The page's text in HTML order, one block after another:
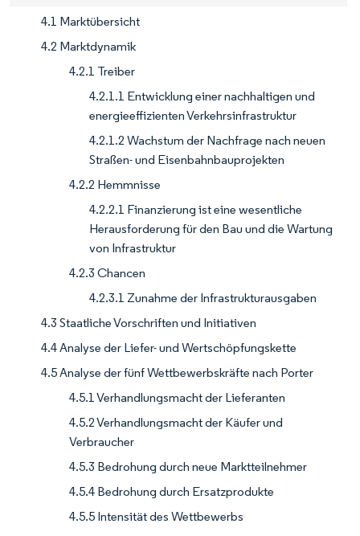
4.1 Marktübersicht
4.2 Marktdynamik
4.2.1 Treiber
4.2.1.1 Entwicklung einer nachhaltigen und
energieeffizienten Verkehrsinfrastruktur
4.2.1.2 Wachstum der Nachfrage nach neuen
Straßen- und Eisenbahnbauprojekten
4.2.2 Hemmnisse
4.2.2.1 Finanzierung ist eine wesentliche
Herausforderung für den Bau und die Wartung
von Infrastruktur
4.2.3 Chancen
4.2.3.1 Zunahme der Infrastrukturausgaben
4.3 Staatliche Vorschriften und Initiativen
4.4 Analyse der Liefer- und Wertschöpfungskette
4.5 Analyse der fünf Wettbewerbskräfte nach Porter
4.5.1 Verhandlungsmacht der Lieferanten
4.5.2 Verhandlungsmacht der Käufer und
Verbraucher
4.5.3 Bedrohung durch neue Marktteilnehmer
4.5.4 Bedrohung durch Ersatzprodukte
4.5.5 Intensität des Wettbewerbs